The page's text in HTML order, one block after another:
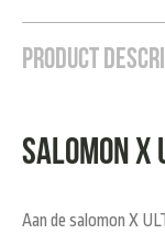
Product
Salomon X
Aan de salomon X